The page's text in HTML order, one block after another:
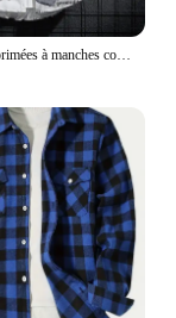
Chemises imprimées à manches courtes pour hommes, haut de plage fin, vêtements essentiels de loisirs pour bord de mer